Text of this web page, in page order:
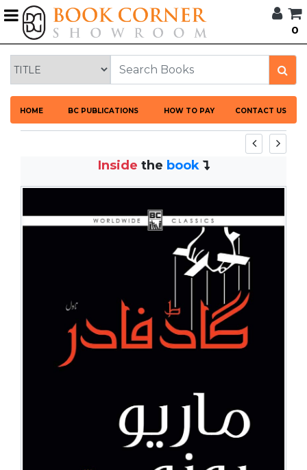
0
HOME BC PUBLICATIONS HOW TO PAY CONTACT US
BROWSE
CORNER
HOME
BOOK
CORNER
BESTSELLERS
UPCOMINGS
REQUEST
Inside the book